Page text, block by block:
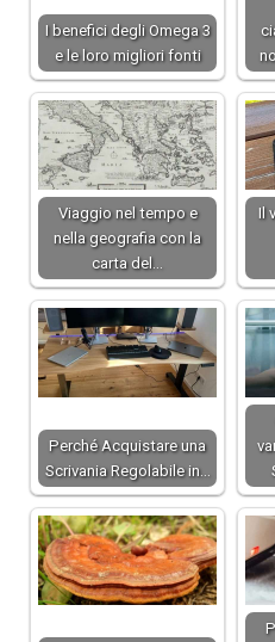
I benefici degli Omega 3
e le loro migliori fonti
Viaggio nel tempo e
nella geografia con la
carta del…
Il
Perché Acquistare una
Scrivania Regolabile in…